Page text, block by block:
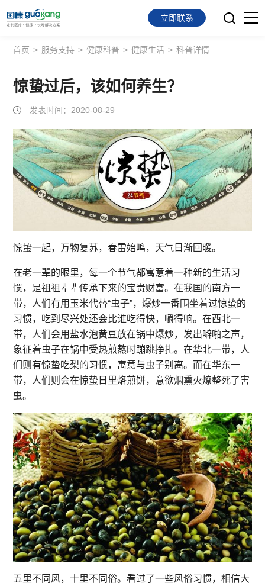
首页
面向会员
面向企业
服务支持
关于我们
立即联系
首页 > 服务支持 > 健康科普 > 健康生活 > 科普详情
惊蛰过后，该如何养生？
发表时间：2020-08-29
惊蛰一起，万物复苏，春雷始鸣，天气日渐回暖。
在老一辈的眼里，每一个节气都寓意着一种新的生活习
惯，是祖祖辈辈传承下来的宝贵财富。在我国的南方一
带，人们有用玉米代替“虫子”，爆炒一番围坐着过惊蛰的
习惯，吃到尽兴处还会比谁吃得快，嚼得响。在西北一
带，人们会用盐水泡黄豆放在锅中爆炒，发出噼啪之声，
象征着虫子在锅中受热煎熬时蹦跳挣扎。在华北一带，人
们则有惊蛰吃梨的习惯，寓意与虫子别离。而在华东一
带，人们则会在惊蛰日里烙煎饼，意欲烟熏火燎整死了害
虫。
五里不同风，十里不同俗。看过了一些风俗习惯，相信大